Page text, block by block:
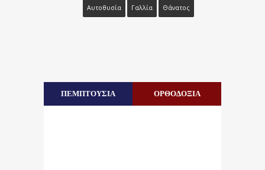
Αυτοθυσία Γαλλία Θάνατος
ΠΕΜΠΤΟΥΣΙΑ ΟΡΘΟΔΟΞΙΑ